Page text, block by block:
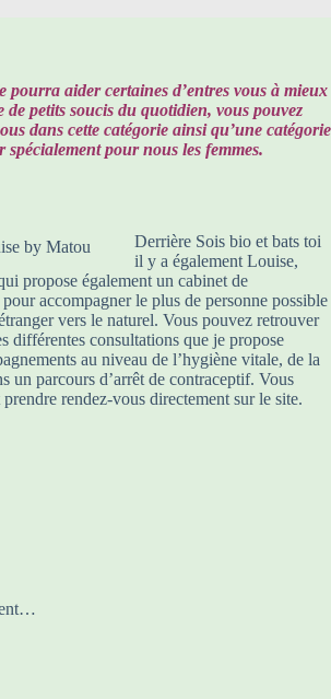
pourra aider certaines d’entres vous à mieux
de petits soucis du quotidien, vous pouvez
dans cette catégorie ainsi qu’une catégorie
spécialement pour nous les femmes.
Derrière Sois bio et bats toi
il y a également Louise,
propose également un cabinet de
accompagner le plus de personne possible
vers le naturel. Vous pouvez retrouver
différentes consultations que je propose
au niveau de l’hygiène vitale, de la
un parcours d’arrêt de contraceptif. Vous
rendez-vous directement sur le site.